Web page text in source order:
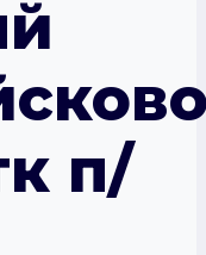
п/